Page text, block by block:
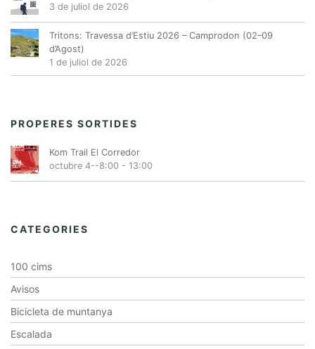
3 de juliol de 2026
Tritons: Travessa d’Estiu 2026 – Camprodon (02–09
d’Agost)
1 de juliol de 2026
PROPERES SORTIDES
Kom Trail El Corredor
octubre 4--8:00 - 13:00
CATEGORIES
100 cims
Avisos
Bicicleta de muntanya
Escalada